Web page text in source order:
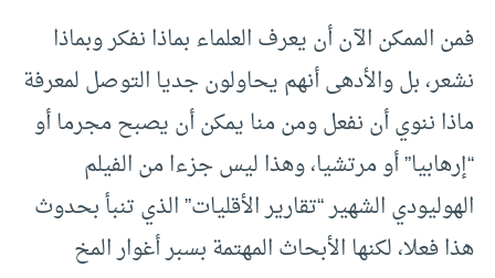
فمن الممكن الآن أن يعرف العلماء بماذا نفكر وبماذا
نشعر، بل والأدهى أنهم يحاولون جديا التوصل لمعرفة
ماذا ننوي أن نفعل ومن منا يمكن أن يصبح مجرما أو
“إرهابيا” أو مرتشيا، وهذا ليس جزءا من الفيلم
الهوليودي الشهير “تقارير الأقليات” الذي تنبأ بحدوث
هذا فعلا، لكنها الأبحاث المهتمة بسبر أغوار المخ